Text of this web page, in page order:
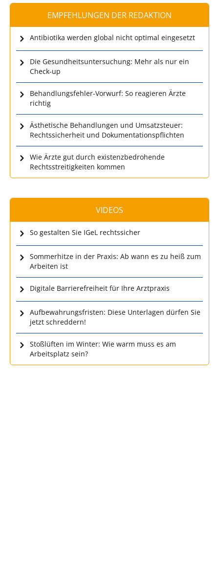
EMPFEHLUNGEN DER REDAKTION
Antibiotika werden global nicht optimal eingesetzt
Die Gesundheitsuntersuchung: Mehr als nur ein
Check-up
Behandlungsfehler-Vorwurf: So reagieren Ärzte
richtig
Ästhetische Behandlungen und Umsatzsteuer:
Rechtssicherheit und Dokumentationspflichten
Wie Ärzte gut durch existenzbedrohende
Rechtsstreitigkeiten kommen
VIDEOS
So gestalten Sie IGeL rechtssicher
Sommerhitze in der Praxis: Ab wann es zu heiß zum
Arbeiten ist
Digitale Barrierefreiheit für Ihre Arztpraxis
Aufbewahrungsfristen: Diese Unterlagen dürfen Sie
jetzt schreddern!
Stoßlüften im Winter: Wie warm muss es am
Arbeitsplatz sein?